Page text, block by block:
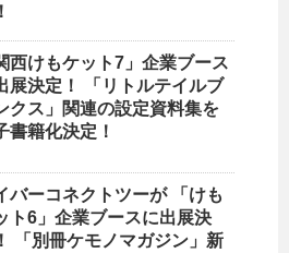
西けもケット7」企業ブース
展決定！ 「リトルテイルブ
クス」関連の設定資料集を
書籍化決定！
バーコネクトツーが 「けも
ト6」企業ブースに出展決
「別冊ケモノマガジン」新